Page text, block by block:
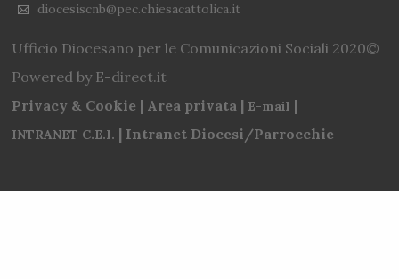
diocesiscnb@pec.chiesacattolica.it
Ufficio Diocesano per le Comunicazioni Sociali 2020©
Powered by E-direct.it
Privacy & Cookie | Area privata | E-mail |
INTRANET C.E.I. | Intranet Diocesi/Parrocchie